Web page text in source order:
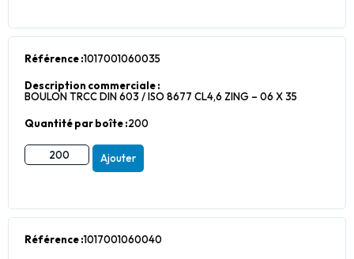
Référence :1017001060035
Description commerciale :
BOULON TRCC DIN 603 / ISO 8677 CL4,6 ZING – 06 X 35
Quantité par boîte :200
Ajouter
Référence :1017001060040